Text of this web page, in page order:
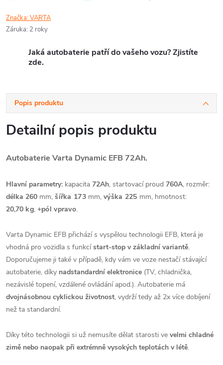
Značka:VARTA
Záruka: 2 roky
Jaká autobaterie patří do vašeho vozu? Zjistíte
zde.
Popis produktu
Detailní popis produktu
Autobaterie Varta Dynamic EFB 72Ah.
Hlavní parametry: kapacita 72Ah, startovací proud 760A, rozměr:
délka 260 mm,šířka 173 mm,výška 225 mm, hmotnost:
20,70 kg, +pól vpravo.
Varta Dynamic EFB přichází s vyspělou technologii EFB, která je
vhodná pro vozidla s funkcístart-stop v základní variantě.
Doporučujeme ji také v případě, kdy vám ve voze nestačí stávající
autobaterie, díky nadstandardní elektronice (TV, chladnička,
nezávislé topení, vzdálené ovládání apod.). Autobaterie má
dvojnásobnou cyklickou životnost, vydrží tedy až 2x více dobíjení
než ta standardní.
Díky této technologii si už nemusíte dělat starosti ve velmi chladné
zimě nebo naopak při extrémně vysokých teplotách v létě.